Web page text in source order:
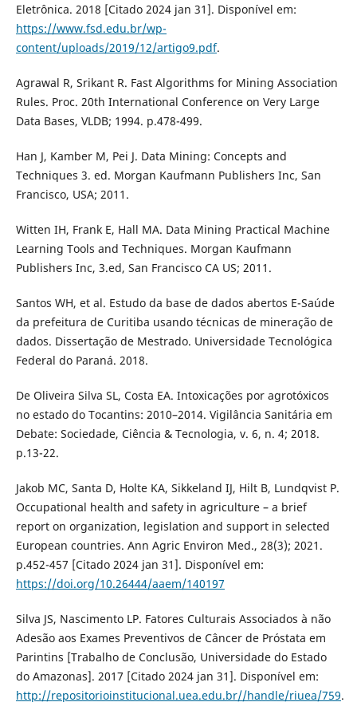
Eletrônica. 2018 [Citado 2024 jan 31]. Disponível em:
https://www.fsd.edu.br/wp-
content/uploads/2019/12/artigo9.pdf.
Agrawal R, Srikant R. Fast Algorithms for Mining Association
Rules. Proc. 20th International Conference on Very Large
Data Bases, VLDB; 1994. p.478-499.
Han J, Kamber M, Pei J. Data Mining: Concepts and
Techniques 3. ed. Morgan Kaufmann Publishers Inc, San
Francisco, USA; 2011.
Witten IH, Frank E, Hall MA. Data Mining Practical Machine
Learning Tools and Techniques. Morgan Kaufmann
Publishers Inc, 3.ed, San Francisco CA US; 2011.
Santos WH, et al. Estudo da base de dados abertos E-Saúde
da prefeitura de Curitiba usando técnicas de mineração de
dados. Dissertação de Mestrado. Universidade Tecnológica
Federal do Paraná. 2018.
De Oliveira Silva SL, Costa EA. Intoxicações por agrotóxicos
no estado do Tocantins: 2010–2014. Vigilância Sanitária em
Debate: Sociedade, Ciência & Tecnologia, v. 6, n. 4; 2018.
p.13-22.
Jakob MC, Santa D, Holte KA, Sikkeland IJ, Hilt B, Lundqvist P.
Occupational health and safety in agriculture – a brief
report on organization, legislation and support in selected
European countries. Ann Agric Environ Med., 28(3); 2021.
p.452-457 [Citado 2024 jan 31]. Disponível em:
https://doi.org/10.26444/aaem/140197
Silva JS, Nascimento LP. Fatores Culturais Associados à não
Adesão aos Exames Preventivos de Câncer de Próstata em
Parintins [Trabalho de Conclusão, Universidade do Estado
do Amazonas]. 2017 [Citado 2024 jan 31]. Disponível em:
http://repositorioinstitucional.uea.edu.br//handle/riuea/759.